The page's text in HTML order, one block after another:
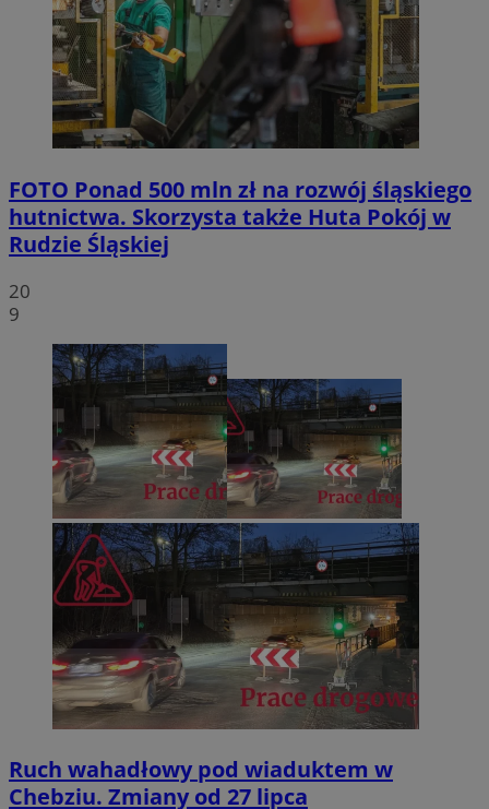
FOTO Ponad 500 mln zł na rozwój śląskiego
hutnictwa. Skorzysta także Huta Pokój w
Rudzie Śląskiej
20
9
Ruch wahadłowy pod wiaduktem w
Chebziu. Zmiany od 27 lipca